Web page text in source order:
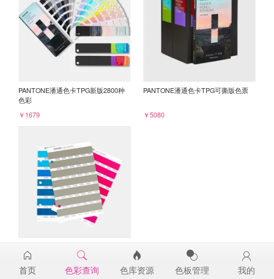
PANTONE潘通色卡TPG新版2800种
色彩
￥1679
PANTONE潘通色卡TPG可撕版色票
￥5080
17-1107TPG
￥98
首页 色彩查询 色库资源 色板管理 我的